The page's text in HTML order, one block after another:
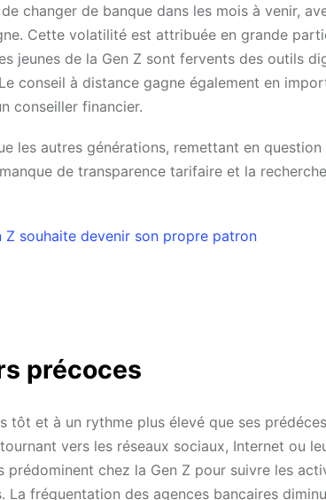
changer de banque dans les mois à venir,
Cette volatilité est attribuée en grande
jeunes de la Gen Z sont fervents des outils
conseil à distance gagne également en
conseiller financier.
les autres générations, remettant en
de transparence tarifaire et la
souhaite devenir son propre patron
précoces
et à un rythme plus élevé que ses
vers les réseaux sociaux, Internet ou
chez la Gen Z pour suivre les
fréquentation des agences bancaires